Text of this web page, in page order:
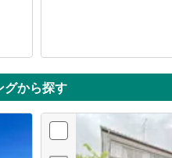
グから探す